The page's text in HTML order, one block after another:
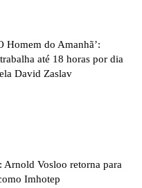
Homem do Amanhã’:
até 18 horas por dia
David Zaslav
Arnold Vosloo retorna para
Imhotep